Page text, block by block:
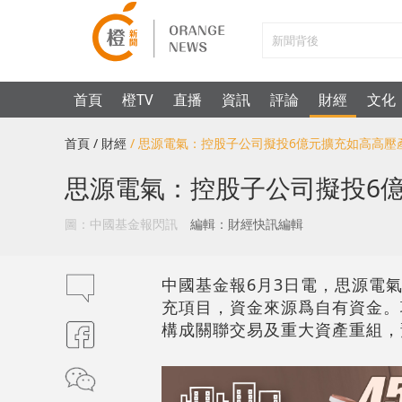
首頁 橙TV 直播 資訊 評論 財經 文化
首頁 / 財經 / 思源電氣：控股子公司擬投6億元擴充如高高壓
思源電氣：控股子公司擬投6
圖：中國基金報閃訊 編輯：財經快訊編輯
中國基金報6月3日電，思源電
充項目，資金來源爲自有資金
構成關聯交易及重大資產重組